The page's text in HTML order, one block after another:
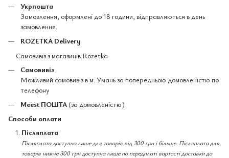
Укрпошта
Замовлення, оформлені до 18 години, відправляються в день
замовлення.
ROZETKA Delivery
Самовивіз з магазинів Rozetka
Самовивіз
Можливий самовивіз в м. Умань за попередньою домовленістю по
телефону
Meest ПОШТА (за домовленістю)
Способи оплати
Післяплата
Післяплата доступна лише для товарів від 300 грн і більше. Післяплата для
товарів нижче 300 грн доступна лише по передплаті вартості доставки до